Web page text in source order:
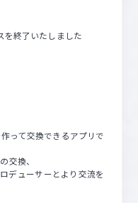
を終了いたしました
って交換できるアプリで
交換、
デューサーとより交流を